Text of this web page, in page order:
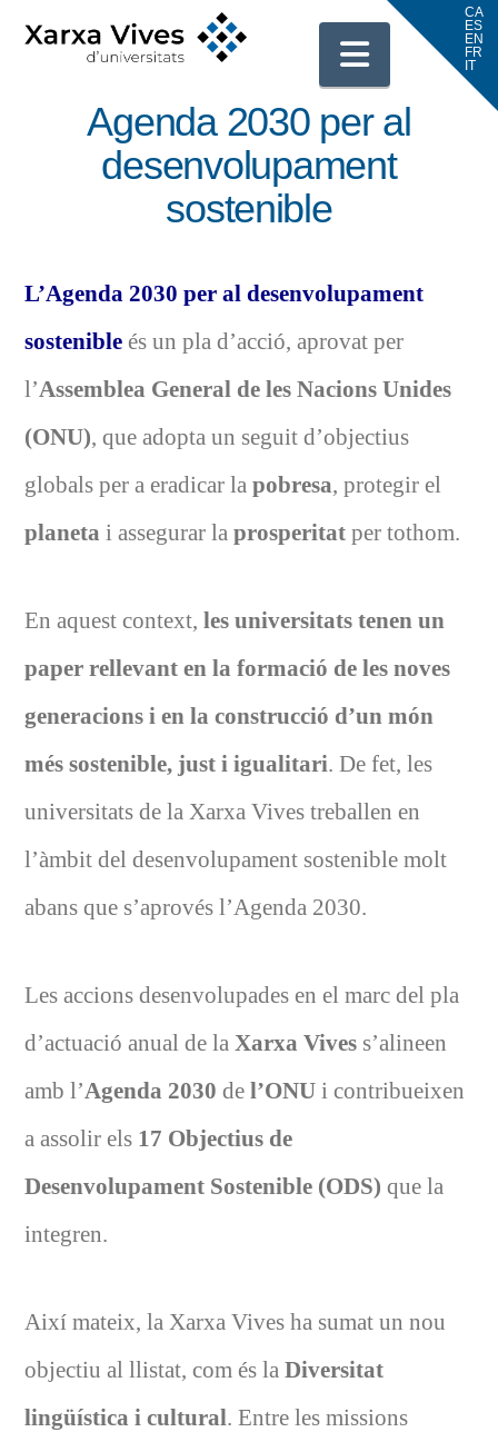
Agenda 2030 per al
desenvolupament
sostenible
L’Agenda 2030 per al desenvolupament
sostenible és un pla d’acció, aprovat per
l’Assemblea General de les Nacions Unides
(ONU), que adopta un seguit d’objectius
globals per a eradicar lapobresa, protegir el
planeta i assegurar laprosperitat per tothom.
En aquest context,les universitats tenen un
paper rellevant en la formació de les noves
generacions i en la construcció d’un món
més sostenible, just i igualitari. De fet, les
universitats de la Xarxa Vives treballen en
l’àmbit del desenvolupament sostenible molt
abans que s’aprovés l’Agenda 2030.
Les accions desenvolupades en el marc del pla
d’actuació anual de la Xarxa Vives s’alineen
ambl’Agenda 2030 del’ONU i contribueixen
a assolir els 17 Objectius de
Desenvolupament Sostenible (ODS)que la
integren.
Així mateix, la Xarxa Vives ha sumat un nou
objectiu al llistat, com és laDiversitat
lingüística i cultural. Entre les missions